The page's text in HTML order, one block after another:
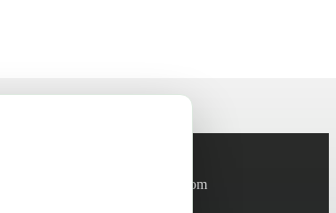
info@green-tech-shop.com